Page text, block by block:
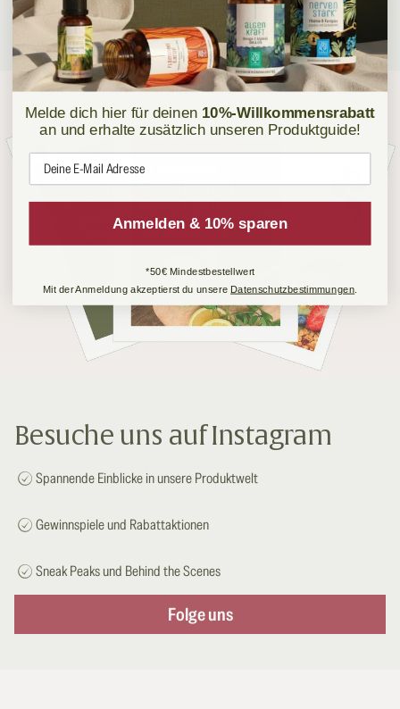
Zum Produktratgeber
Besuche uns auf Instagram
Spannende Einblicke in unsere Produktwelt
Gewinnspiele und Rabattaktionen
Sneak Peaks und Behind the Scenes
Folge uns
Melde dich hier für deinen 10%-Willkommensrabatt
an und erhalte zusätzlich unseren Produktguide!
E-Mail
Anmelden & 10% sparen
*50€ Mindestbestellwert
Mit der Anmeldung akzeptierst du unsere Datenschutzbestimmungen